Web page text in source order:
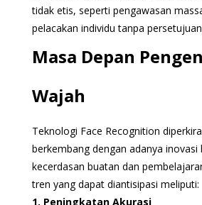
tidak etis, seperti pengawasan
pelacakan individu tanpa
Masa Depan
Wajah
Teknologi Face Recognition
berkembang dengan adanya inovasi
kecerdasan buatan dan
tren yang dapat diantisipasi meliputi:
1. Peningkatan Akurasi